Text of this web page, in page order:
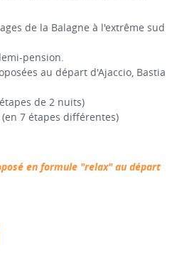
de la Balagne à l'extrême sud
pension.
au départ d'Ajaccio, Bastia
de 2 nuits)
7 étapes différentes)
en formule "relax" au départ